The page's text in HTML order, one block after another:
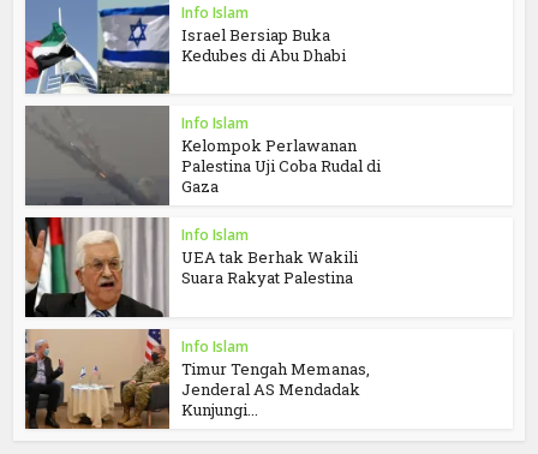
Info Islam
Israel Bersiap Buka
Kedubes di Abu Dhabi
Info Islam
Kelompok Perlawanan
Palestina Uji Coba Rudal di
Gaza
Info Islam
UEA tak Berhak Wakili
Suara Rakyat Palestina
Info Islam
Timur Tengah Memanas,
Jenderal AS Mendadak
Kunjungi...